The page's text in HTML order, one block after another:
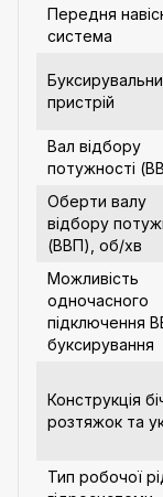
Передня
система
пристрій
Вал відбору
потужності
Оберти валу
відбору
(ВВП), об/хв
Можливість
одночасного
підключення
буксирування
Конструкція
розтяжок та
Тип робочої